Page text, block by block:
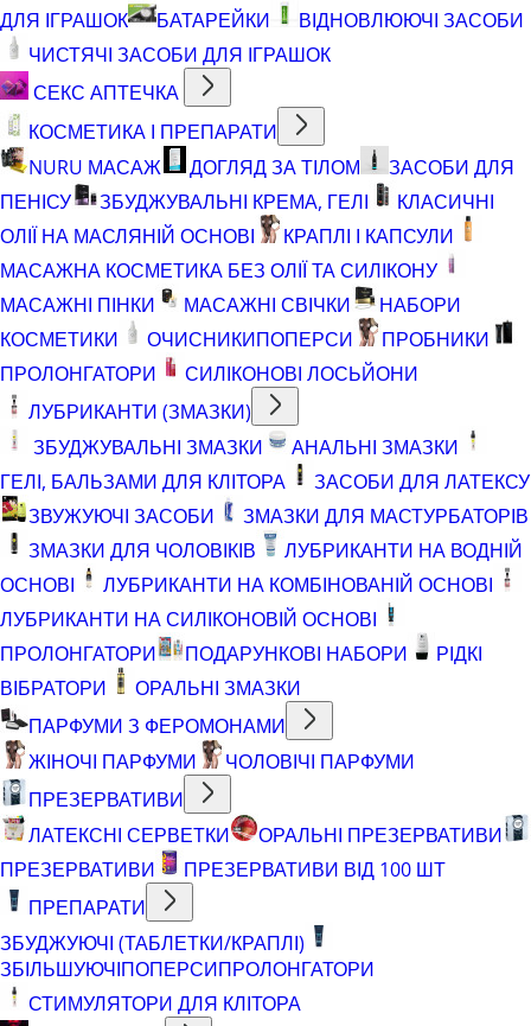
ДЛЯ ІГРАШОК
БАТАРЕЙКИ
ВІДНОВЛЮЮЧІ ЗАСОБИ
ЧИСТЯЧІ ЗАСОБИ ДЛЯ ІГРАШОК
СЕКС АПТЕЧКА
КОСМЕТИКА І ПРЕПАРАТИ
NURU МАСАЖ
ДОГЛЯД ЗА ТІЛОМ
ЗАСОБИ ДЛЯ
ПЕНІСУ
ЗБУДЖУВАЛЬНІ КРЕМА, ГЕЛІ
КЛАСИЧНІ
ОЛІЇ НА МАСЛЯНІЙ ОСНОВІ
КРАПЛІ І КАПСУЛИ
МАСАЖНА КОСМЕТИКА БЕЗ ОЛІЇ ТА СИЛІКОНУ
МАСАЖНІ ПІНКИ
МАСАЖНІ СВІЧКИ
НАБОРИ
КОСМЕТИКИ
ОЧИСНИКИПОПЕРСИ
ПРОБНИКИ
ПРОЛОНГАТОРИ
СИЛІКОНОВІ ЛОСЬЙОНИ
ЛУБРИКАНТИ (ЗМАЗКИ)
ЗБУДЖУВАЛЬНІ ЗМАЗКИ
АНАЛЬНІ ЗМАЗКИ
ГЕЛІ, БАЛЬЗАМИ ДЛЯ КЛІТОРА
ЗАСОБИ ДЛЯ ЛАТЕКСУ
ЗВУЖУЮЧІ ЗАСОБИ
ЗМАЗКИ ДЛЯ МАСТУРБАТОРІВ
ЗМАЗКИ ДЛЯ ЧОЛОВІКІВ
ЛУБРИКАНТИ НА ВОДНІЙ
ОСНОВІ
ЛУБРИКАНТИ НА КОМБІНОВАНІЙ ОСНОВІ
ЛУБРИКАНТИ НА СИЛІКОНОВІЙ ОСНОВІ
ПРОЛОНГАТОРИ
ПОДАРУНКОВІ НАБОРИ
РІДКІ
ВІБРАТОРИ
ОРАЛЬНІ ЗМАЗКИ
ПАРФУМИ З ФЕРОМОНАМИ
ЖІНОЧІ ПАРФУМИ
ЧОЛОВІЧІ ПАРФУМИ
ПРЕЗЕРВАТИВИ
ЛАТЕКСНІ СЕРВЕТКИ
ОРАЛЬНІ ПРЕЗЕРВАТИВИ
ПРЕЗЕРВАТИВИ
ПРЕЗЕРВАТИВИ ВІД 100 ШТ
ПРЕПАРАТИ
ЗБУДЖУЮЧІ (ТАБЛЕТКИ/КРАПЛІ)
ЗБІЛЬШУЮЧІПОПЕРСИПРОЛОНГАТОРИ
СТИМУЛЯТОРИ ДЛЯ КЛІТОРА